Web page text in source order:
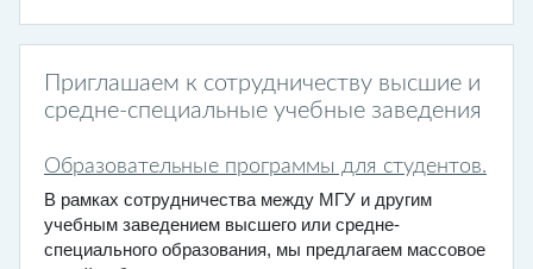
Приглашаем к сотрудничеству высшие и
средне-специальные учебные заведения
Образовательные программы для студентов.
В рамках сотрудничества между МГУ и другим
учебным заведением высшего или средне-
специального образования, мы предлагаем массовое